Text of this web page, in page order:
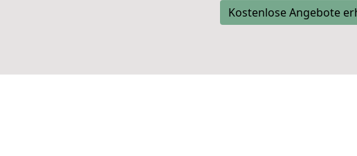
Kostenlose Angebote